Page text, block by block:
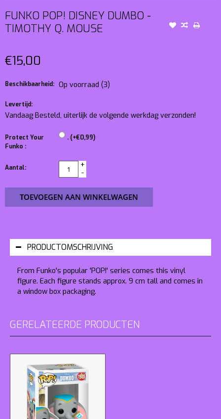
FUNKO POP! DISNEY DUMBO -
TIMOTHY Q. MOUSE
€15,00
Beschikbaarheid: Op voorraad (3)
Levertijd:
Vandaag Besteld, uiterlijk de volgende werkdag verzonden!
Protect Your
Funko :
. (+€0,99)
Aantal:
+
-
TOEVOEGEN AAN WINKELWAGEN
PRODUCTOMSCHRIJVING
From Funko's popular 'POP!' series comes this vinyl
figure. Each figure stands approx. 9 cm tall and comes in
a window box packaging.
GERELATEERDE PRODUCTEN